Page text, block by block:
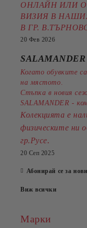
ОНЛАЙН ИЛИ
ВИЗИЯ В
В ГР.
20 Фев 2026
Когато обувките
на мястото.
Стъпка в новия
SALAMANDER -
Колекцията е
физическите ни
гр.Русе.
20 Сеп 2025
Абонирай се за
Виж всички
Марки